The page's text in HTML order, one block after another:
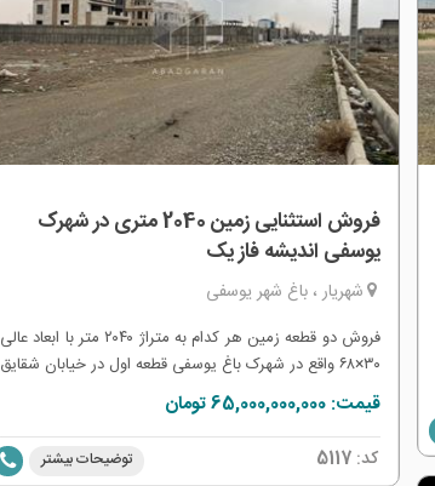
فروش استثنایی زمین 2040 متری در شهرک
یوسفی اندیشه فاز یک
شهریار ، باغ شهر یوسفی
فروش دو قطعه زمین هر کدام به متراژ ۲۰۴۰ متر با ابعاد عالی
۳۰×۶۸ واقع در شهرک باغ یوسفی قطعه اول در خیابان شقایق
قواره جنوبی و قطعه دوم خیابان ارکیده قواره شمالی انشعابات
کامل شهری آب برق و گاز و چاه آب اختصاصی عمیق و
قانونی قابلیت اخذ جواز ساخت 1000متر تریپلکس با دو گیت
ورودی و نگهبانی 24 ساعته دارای سند شش دانگ عرصه و
قیمت: 65,000,000,000 تومان
کد: 5117 توضیحات بیشتر